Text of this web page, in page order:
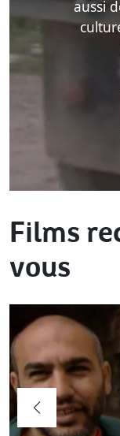
aussi
Films
vous